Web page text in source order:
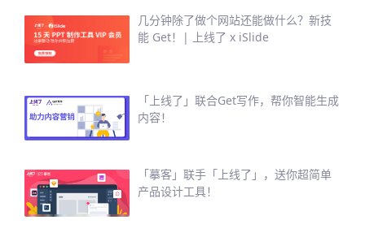
几分钟除了做个网站还能做什么？新技
能 Get！| 上线了 x iSlide
「上线了」联合Get写作，帮你智能生成
内容！
「摹客」联手「上线了」，送你超简单
产品设计工具！